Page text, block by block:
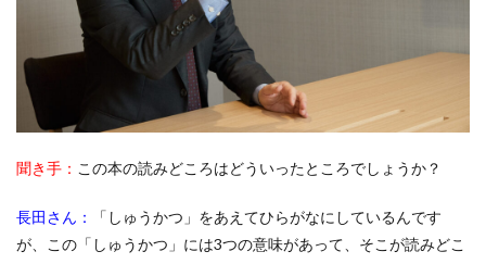
聞き手： この本の読みどころはどういったところでしょうか？
長田さん：
「しゅうかつ」をあえてひらがなにしているんです
が、この「しゅうかつ」には3つの意味があって、そこが読みどこ